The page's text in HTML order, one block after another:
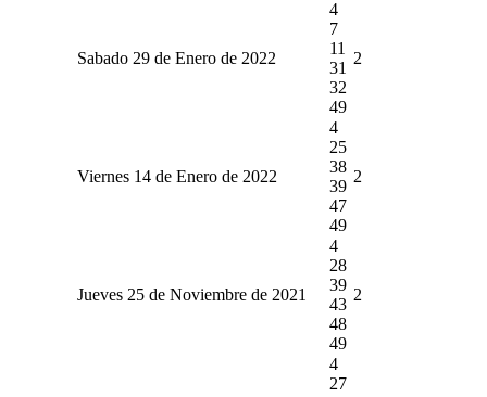
Sabado 29 de Enero de 2022
4
7
11
31
32
49
2
Viernes 14 de Enero de 2022
4
25
38
39
47
49
2
Jueves 25 de Noviembre de 2021
4
28
39
43
48
49
2
4
27